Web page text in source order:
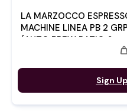
LA MARZOCCO
MACHINE LINEA PB 2 GRP
(AUTO BREW RATIO &
weight
Sign Up